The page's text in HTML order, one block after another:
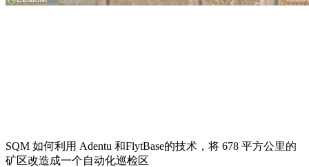
SQM 如何利用 Adentu 和FlytBase的技术，将 678 平方公里的
矿区改造成一个自动化巡检区